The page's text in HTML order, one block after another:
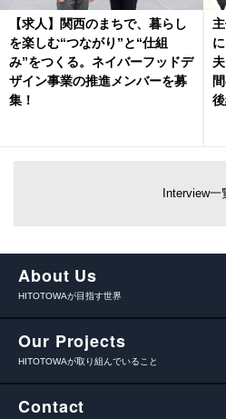
【求人】関西のまちで、暮らし
を楽しむ“つながり”と“仕組
み”をつくる。ネイバーフッドデ
ザイン事業の推進メンバーを募
集！
後
Interview一
About Us
HITOTOWAが目指す世界
Our Projects
HITOTOWAが取り組んでいること
Contact